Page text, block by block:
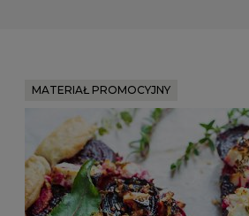
MATERIAŁ PROMOCYJNY